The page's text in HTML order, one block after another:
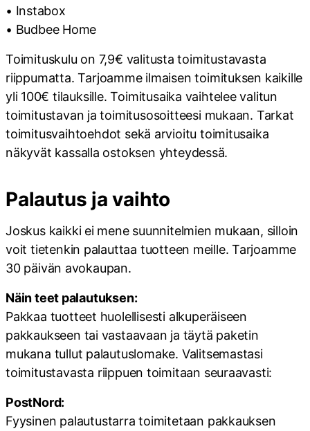
• Instabox
• Budbee Home
Toimituskulu on 7,9€ valitusta toimitustavasta
riippumatta. Tarjoamme ilmaisen toimituksen kaikille
yli 100€ tilauksille. Toimitusaika vaihtelee valitun
toimitustavan ja toimitusosoitteesi mukaan. Tarkat
toimitusvaihtoehdot sekä arvioitu toimitusaika
näkyvät kassalla ostoksen yhteydessä.
Palautus ja vaihto
Joskus kaikki ei mene suunnitelmien mukaan, silloin
voit tietenkin palauttaa tuotteen meille. Tarjoamme
30 päivän avokaupan.
Näin teet palautuksen:
Pakkaa tuotteet huolellisesti alkuperäiseen
pakkaukseen tai vastaavaan ja täytä paketin
mukana tullut palautuslomake. Valitsemastasi
toimitustavasta riippuen toimitaan seuraavasti:
PostNord:
Fyysinen palautustarra toimitetaan pakkauksen